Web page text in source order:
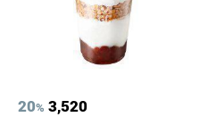
20% 3,520